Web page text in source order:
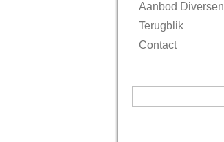
Aanbod Diversen
Terugblik
Contact
naar: